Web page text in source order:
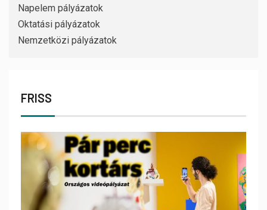
Napelem pályázatok
Oktatási pályázatok
Nemzetközi pályázatok
FRISS